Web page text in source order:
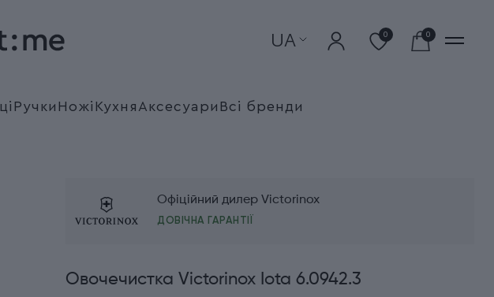
UA 0 0
Ручки Ножі Кухня Аксесуари Всі бренди
Офіційний дилер Victorinox
ДОВІЧНА ГАРАНТІЇ
Овочечистка Victorinox Iota 6.0942.3